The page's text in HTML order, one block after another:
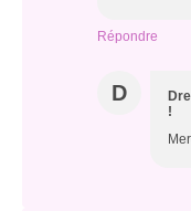
Répondre
D
!